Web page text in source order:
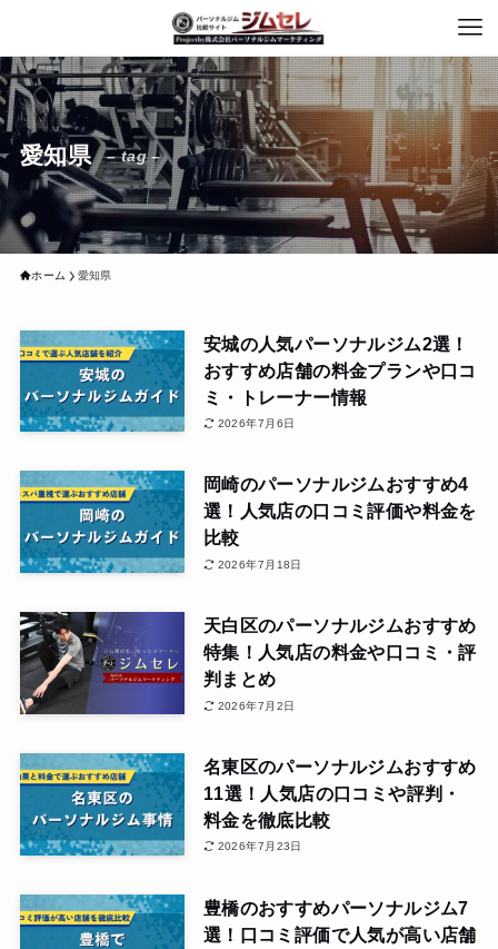
愛知県 – tag –
ホーム 愛知県
安城の人気パーソナルジム2選！
おすすめ店舗の料金プランや口コ
ミ・トレーナー情報
2026年7月6日
岡崎のパーソナルジムおすすめ4
選！人気店の口コミ評価や料金を
比較
2026年7月18日
天白区のパーソナルジムおすすめ
特集！人気店の料金や口コミ・評
判まとめ
2026年7月2日
名東区のパーソナルジムおすすめ
11選！人気店の口コミや評判・
料金を徹底比較
2026年7月23日
豊橋のおすすめパーソナルジム7
選！口コミ評価で人気が高い店舗